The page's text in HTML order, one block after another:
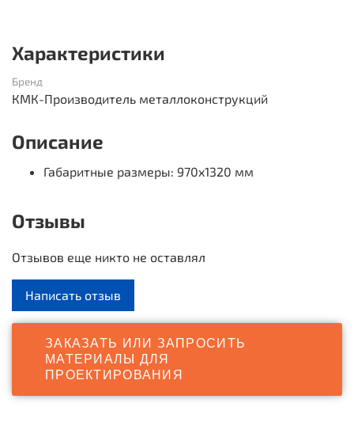
Характеристики
Бренд
КМК-Производитель металлоконструкций
Описание
Габаритные размеры: 970x1320 мм
Отзывы
Отзывов еще никто не оставлял
Написать отзыв
ЗАКАЗАТЬ ИЛИ ЗАПРОСИТЬ
МАТЕРИАЛЫ ДЛЯ
ПРОЕКТИРОВАНИЯ